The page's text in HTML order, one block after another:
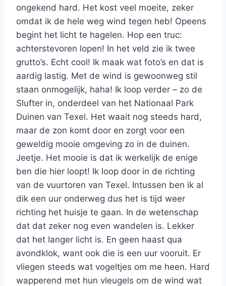
ongekend hard. Het kost veel moeite, zeker
omdat ik de hele weg wind tegen heb! Opeens
begint het licht te hagelen. Hop een truc:
achterstevoren lopen! In het veld zie ik twee
grutto’s. Echt cool! Ik maak wat foto’s en dat is
aardig lastig. Met de wind is gewoonweg stil
staan onmogelijk, haha! Ik loop verder – zo de
Slufter in, onderdeel van het Nationaal Park
Duinen van Texel. Het waait nog steeds hard,
maar de zon komt door en zorgt voor een
geweldig mooie omgeving zo in de duinen.
Jeetje. Het mooie is dat ik werkelijk de enige
ben die hier loopt! Ik loop door in de richting
van de vuurtoren van Texel. Intussen ben ik al
dik een uur onderweg dus het is tijd weer
richting het huisje te gaan. In de wetenschap
dat dat zeker nog even wandelen is. Lekker
dat het langer licht is. En geen haast qua
avondklok, want ook die is een uur vooruit. Er
vliegen steeds wat vogeltjes om me heen. Hard
wapperend met hun vleugels om de wind wat